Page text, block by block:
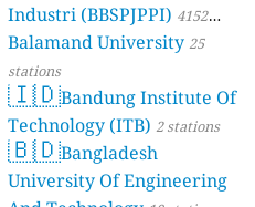
Industri (BBSPJPPI) 4152
stations
Balamand University25
stations
🇮🇩Bandung Institute Of
Technology (ITB) 2 stations
🇧🇩Bangladesh
University Of Engineering